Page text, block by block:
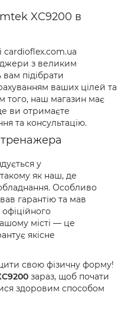
XC9200 в
cardioflex.com.ua
з великим
підібрати
ваших цілей та
того, наш магазин має
ви отримаєте
та консультацію.
у
як наш, де
Особливо
гарантію та мав
місті — це
якісне
свою фізичну форму!
зараз, щоб почати
здоровим способом